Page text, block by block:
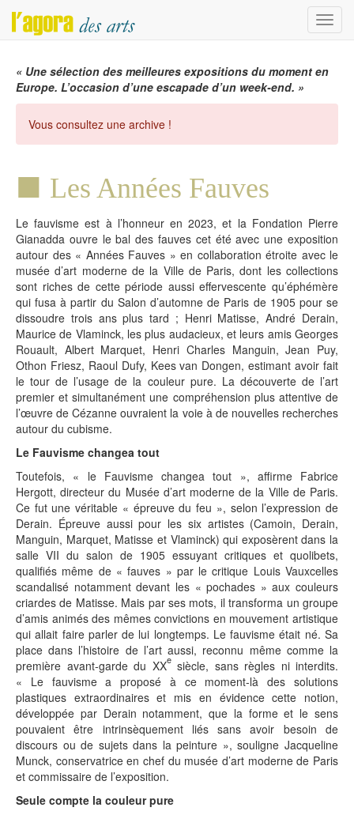
Menu
« Une sélection des meilleures expositions du moment en
Europe. L’occasion d’une escapade d’un week-end. »
Vous consultez une archive !
Les Années Fauves
Le fauvisme est à l’honneur en 2023, et la Fondation Pierre
Gianadda ouvre le bal des fauves cet été avec une exposition
autour des « Années Fauves » en collaboration étroite avec le
musée d’art moderne de la Ville de Paris, dont les collections
sont riches de cette période aussi effervescente qu’éphémère
qui fusa à partir du Salon d’automne de Paris de 1905 pour se
dissoudre trois ans plus tard ; Henri Matisse, André Derain,
Maurice de Vlaminck, les plus audacieux, et leurs amis Georges
Rouault, Albert Marquet, Henri Charles Manguin, Jean Puy,
Othon Friesz, Raoul Dufy, Kees van Dongen, estimant avoir fait
le tour de l’usage de la couleur pure. La découverte de l’art
premier et simultanément une compréhension plus attentive de
l’œuvre de Cézanne ouvraient la voie à de nouvelles recherches
autour du cubisme.
Le Fauvisme changea tout
Toutefois, « le Fauvisme changea tout », affirme Fabrice
Hergott, directeur du Musée d’art moderne de la Ville de Paris.
Ce fut une véritable « épreuve du feu », selon l’expression de
Derain. Épreuve aussi pour les six artistes (Camoin, Derain,
Manguin, Marquet, Matisse et Vlaminck) qui exposèrent dans la
salle VII du salon de 1905 essuyant critiques et quolibets,
qualifiés même de « fauves » par le critique Louis Vauxcelles
scandalisé notamment devant les « pochades » aux couleurs
criardes de Matisse. Mais par ses mots, il transforma un groupe
d’amis animés des mêmes convictions en mouvement artistique
qui allait faire parler de lui longtemps. Le fauvisme était né. Sa
place dans l’histoire de l’art aussi, reconnu même comme la
première avant-garde du XXesiècle, sans règles ni interdits.
« Le fauvisme a proposé à ce moment-là des solutions
plastiques extraordinaires et mis en évidence cette notion,
développée par Derain notamment, que la forme et le sens
pouvaient être intrinsèquement liés sans avoir besoin de
discours ou de sujets dans la peinture », souligne Jacqueline
Munck, conservatrice en chef du musée d’art moderne de Paris
et commissaire de l’exposition.
Seule compte la couleur pure